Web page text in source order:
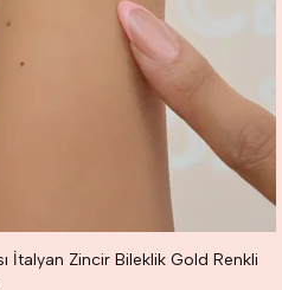
İtalyan Zincir Bileklik Gold Renkli